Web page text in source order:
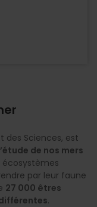
des Sciences, est
de nos mers
écosystèmes
par leur faune
27 000 êtres
.